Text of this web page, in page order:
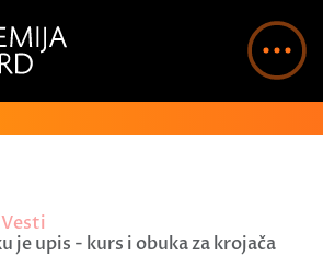
Vesti
je upis - kurs i obuka za krojača